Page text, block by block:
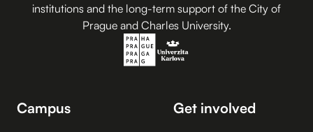
institutions and the long-term support of the City of
Prague and Charles University.
Campus Get involved